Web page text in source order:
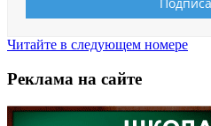
Читайте в следующем номере
Реклама на сайте